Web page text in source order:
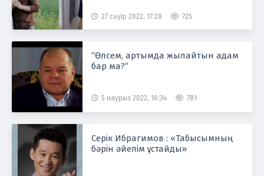
27 сәуір 2022, 17:28 725
“Өлсем, артымда жылайтын адам
бар ма?”
5 наурыз 2022, 16:34 781
Серік Ибрагимов : «Табысымның
бәрін әйелім ұстайды»